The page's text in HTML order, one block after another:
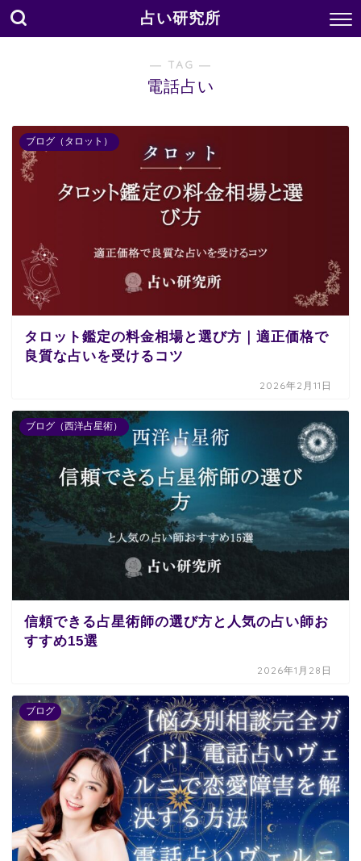
占い研究所
― TAG ―
電話占い
ブログ（タロット）
タロット鑑定の料金相場と選び方｜適正価格で
良質な占いを受けるコツ
2026年2月11日
ブログ（西洋占星術）
信頼できる占星術師の選び方と人気の占い師お
すすめ15選
2026年1月28日
ブログ